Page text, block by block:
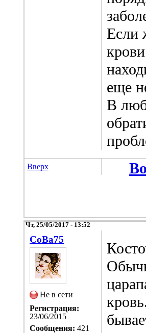
Если
еще
В
Вверх
Чт, 25/05/2017 - 13:52
CoBa75
Не в сети
Регистрация:
23/06/2015
Сообщения: 421